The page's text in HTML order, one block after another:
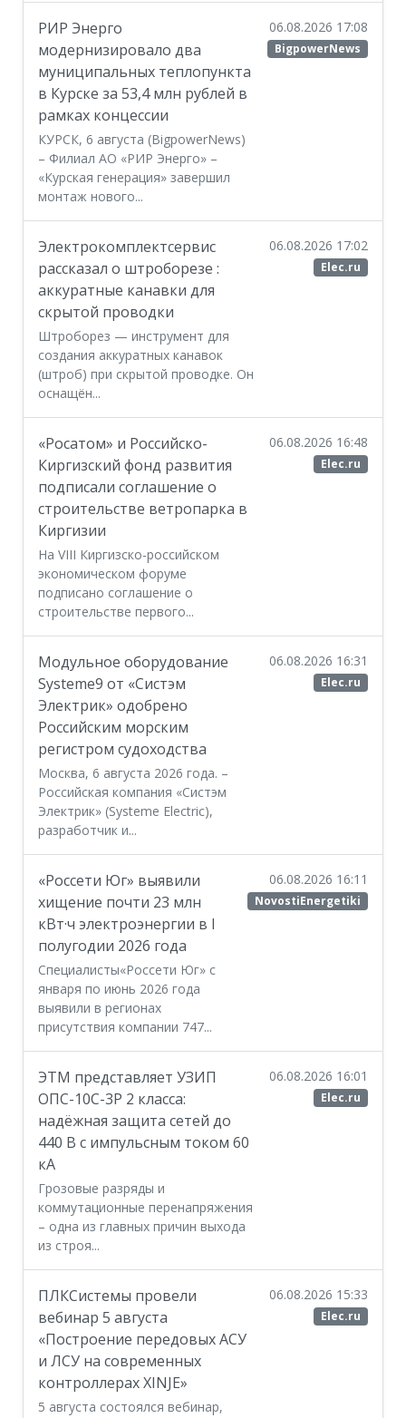
РИР Энерго
модернизировало два
муниципальных теплопункта
в Курске за 53,4 млн рублей в
рамках концессии
КУРСК, 6 августа (BigpowerNews)
– Филиал АО «РИР Энерго» –
«Курская генерация» завершил
монтаж нового...
06.08.2026 17:08
BigpowerNews
Электрокомплектсервис
рассказал о штроборезе :
аккуратные канавки для
скрытой проводки
Штроборез — инструмент для
создания аккуратных канавок
(штроб) при скрытой проводке. Он
оснащён...
06.08.2026 17:02
Elec.ru
«Росатом» и Российско-
Киргизский фонд развития
подписали соглашение о
строительстве ветропарка в
Киргизии
На VIII Киргизско-российском
экономическом форуме
подписано соглашение о
строительстве первого...
06.08.2026 16:48
Elec.ru
Модульное оборудование
Systeme9 от «Систэм
Электрик» одобрено
Российским морским
регистром судоходства
Москва, 6 августа 2026 года. –
Российская компания «Систэм
Электрик» (Systeme Electric),
разработчик и...
06.08.2026 16:31
Elec.ru
«Россети Юг» выявили
хищение почти 23 млн
кВт·ч электроэнергии в I
полугодии 2026 года
Специалисты«Россети Юг» с
января по июнь 2026 года
выявили в регионах
присутствия компании 747...
06.08.2026 16:11
NovostiEnergetiki
ЭТМ представляет УЗИП
ОПС-10С-3Р 2 класса:
надёжная защита сетей до
440 В с импульсным током 60
кА
Грозовые разряды и
коммутационные перенапряжения
– одна из главных причин выхода
из строя...
06.08.2026 16:01
Elec.ru
ПЛКСистемы провели
вебинар 5 августа
«Построение передовых АСУ
и ЛСУ на современных
контроллерах XINJE»
5 августа состоялся вебинар,
06.08.2026 15:33
Elec.ru